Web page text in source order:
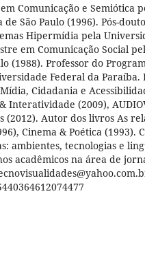
Comunicação e Semiótica
São Paulo (1996). Pós-
Hipermídia pela
em Comunicação Social
(1988). Professor do
Federal da
Cidadania e
Interatividade (2009),
(2012). Autor dos livros As
Cinema & Poética (1993).
ambientes, tecnologias e
acadêmicos na área de